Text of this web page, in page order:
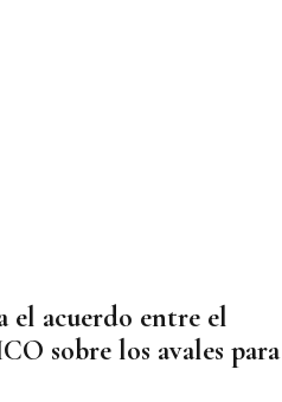
el acuerdo entre el
sobre los avales para